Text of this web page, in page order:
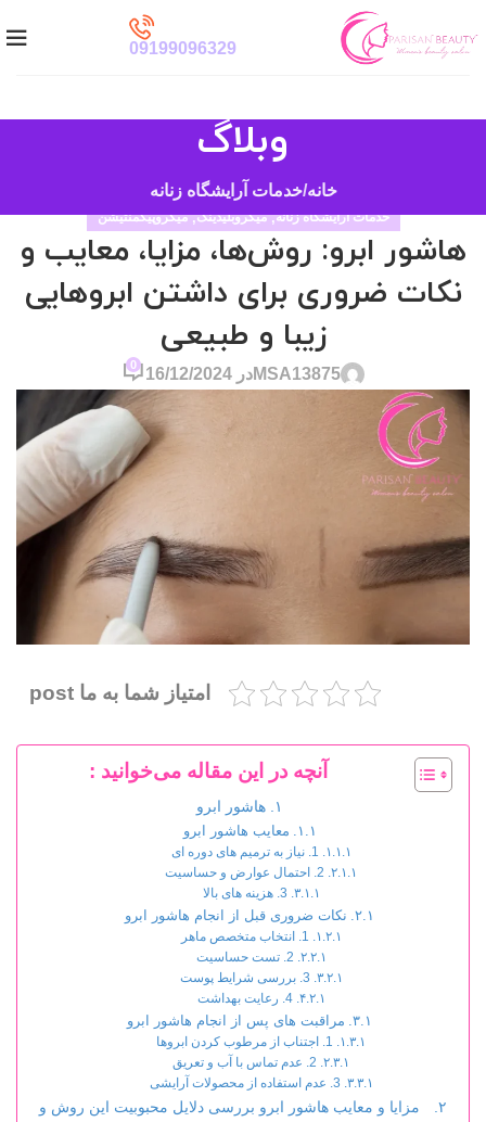
09199096329
وبلاگ
خانه خدمات آرایشگاه زنانه
خدمات آرایشگاه زنانه,میکروبلیدینگ,میکروپیگمنتیشن
هاشور ابرو: روش‌ها، مزایا، معایب و
نکات ضروری برای داشتن ابروهایی
زیبا و طبیعی
MSA13875در 16/12/2024
0
امتیاز شما به ما post
آنچه در این مقاله می‌خوانید :
هاشور ابرو
معایب هاشور ابرو
1. نیاز به ترمیم های دوره ای
2. احتمال عوارض و حساسیت
3. هزینه های بالا
نکات ضروری قبل از انجام هاشور ابرو
1. انتخاب متخصص ماهر
2. تست حساسیت
3. بررسی شرایط پوست
4. رعایت بهداشت
مراقبت های پس از انجام هاشور ابرو
1. اجتناب از مرطوب کردن ابروها
2. عدم تماس با آب و تعریق
3. عدم استفاده از محصولات آرایشی
مزایا و معایب هاشور ابرو بررسی دلایل محبوبیت این روش و